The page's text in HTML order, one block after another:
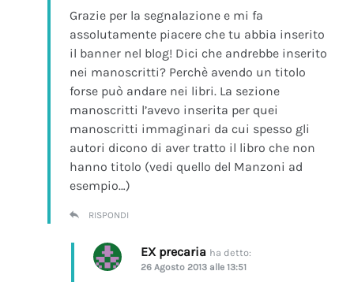
Grazie per la segnalazione e mi fa
assolutamente piacere che tu abbia inserito
il banner nel blog! Dici che andrebbe inserito
nei manoscritti? Perchè avendo un titolo
forse può andare nei libri. La sezione
manoscritti l’avevo inserita per quei
manoscritti immaginari da cui spesso gli
autori dicono di aver tratto il libro che non
hanno titolo (vedi quello del Manzoni ad
esempio…)
RISPONDI
EX precaria ha detto:
26 Agosto 2013 alle 13:51